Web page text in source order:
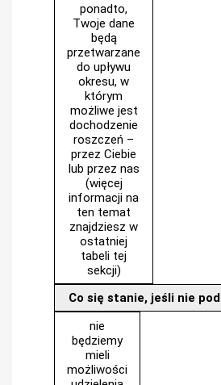
ponadto,
Twoje dane
będą
przetwarzane
do upływu
okresu, w
którym
możliwe jest
dochodzenie
roszczeń –
przez Ciebie
lub przez nas
(więcej
informacji na
ten temat
znajdziesz w
ostatniej
tabeli tej
sekcji)
Co się stanie, jeśli nie
nie
będziemy
mieli
możliwości